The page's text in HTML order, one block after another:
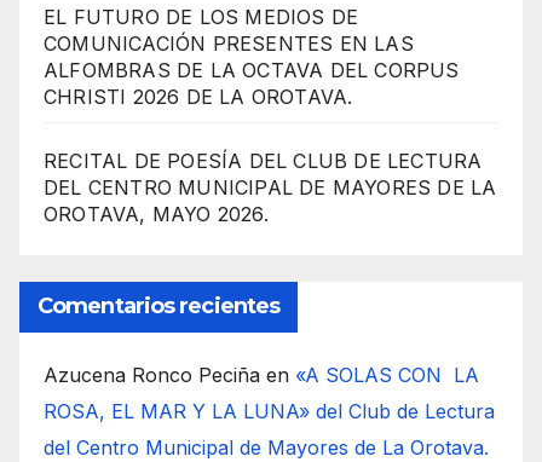
EL FUTURO DE LOS MEDIOS DE
COMUNICACIÓN PRESENTES EN LAS
ALFOMBRAS DE LA OCTAVA DEL CORPUS
CHRISTI 2026 DE LA OROTAVA.
RECITAL DE POESÍA DEL CLUB DE LECTURA
DEL CENTRO MUNICIPAL DE MAYORES DE LA
OROTAVA, MAYO 2026.
Comentarios recientes
Azucena Ronco Peciña en «A SOLAS CON LA
ROSA, EL MAR Y LA LUNA» del Club de Lectura
del Centro Municipal de Mayores de La Orotava.